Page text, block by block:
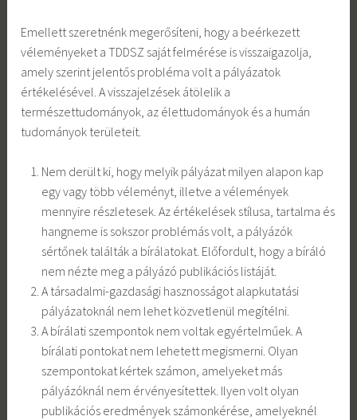
Emellett szeretnénk megerősíteni, hogy a beérkezett
véleményeket a TDDSZ saját felmérése is visszaigazolja,
amely szerint jelentős probléma volt a pályázatok
értékelésével. A visszajelzések átölelik a
természettudományok, az élettudományok és a humán
tudományok területeit.
Nem derült ki, hogy melyik pályázat milyen alapon kap
egy vagy több véleményt, illetve a vélemények
mennyire részletesek. Az értékelések stílusa, tartalma és
hangneme is sokszor problémás volt, a pályázók
sértőnek találták a bírálatokat. Előfordult, hogy a bíráló
nem nézte meg a pályázó publikációs listáját.
A társadalmi-gazdasági hasznosságot alapkutatási
pályázatoknál nem lehet közvetlenül megítélni.
A bírálati szempontok nem voltak egyértelműek. A
bírálati pontokat nem lehetett megismerni. Olyan
szempontokat kértek számon, amelyeket más
pályázóknál nem érvényesítettek. Ilyen volt olyan
publikációs eredmények számonkérése, amelyeknél